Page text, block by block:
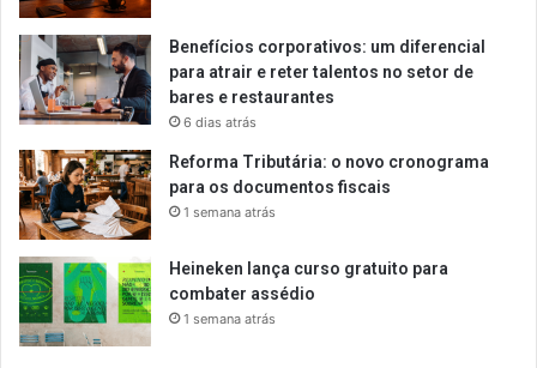
Benefícios corporativos: um diferencial
para atrair e reter talentos no setor de
bares e restaurantes
6 dias atrás
Reforma Tributária: o novo cronograma
para os documentos fiscais
1 semana atrás
Heineken lança curso gratuito para
combater assédio
1 semana atrás